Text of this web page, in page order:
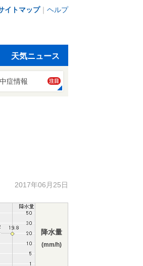
イトマップ｜ ヘルプ
天気ニュース
症情報 注目
2017年06月25日
降水量
(mm/h)